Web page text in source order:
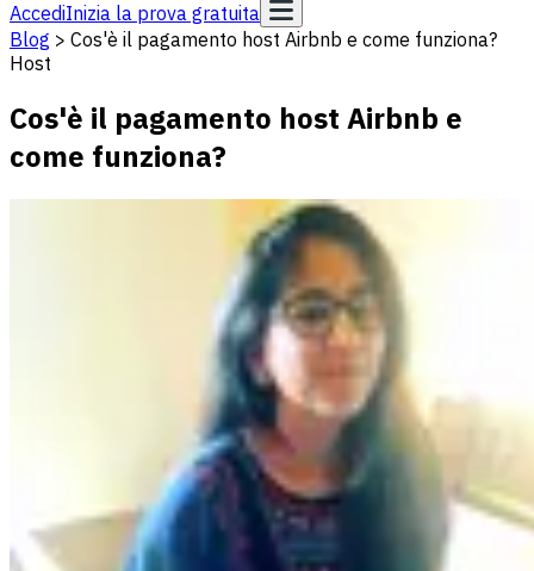
AccediInizia la prova gratuita
Blog > Cos'è il pagamento host Airbnb e come funziona?
Host
Cos'è il pagamento host Airbnb e
come funziona?